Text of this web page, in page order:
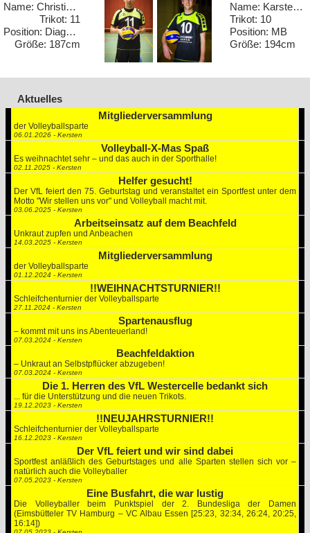
Name: Christian Stahnke
Trikot: 11
Position: Diagonal / Außen
Größe: 187cm
Name: Karsten Weber
Trikot: 10
Position: MB
Größe: 194cm
Aktuelles
Mitgliederversammlung
der Volleyballsparte
06.01.2026 - Kersten
Volleyball-X-Mas Spaß
Es weihnachtet sehr – und das auch in der Sporthalle!
02.11.2025 - Kersten
Helfer gesucht!
Der VfL feiert den 75. Geburtstag und veranstaltet ein Sportfest unter dem
Motto "Wir stellen uns vor" und Volleyball macht mit.
03.06.2025 - Kersten
Arbeitseinsatz auf dem Beachfeld
Unkraut zupfen und Anbeachen
14.03.2025 - Kersten
Mitgliederversammlung
der Volleyballsparte
01.12.2024 - Kersten
!!WEIHNACHTSTURNIER!!
Schleifchenturnier der Volleyballsparte
27.11.2024 - Kersten
Spartenausflug
– kommt mit uns ins Abenteuerland!
07.03.2024 - Kersten
Beachfeldaktion
– Unkraut an Selbstpflücker abzugeben!
07.03.2024 - Kersten
Die 1. Herren des VfL Westercelle bedankt sich
... für die Unterstützung und die neuen Trikots.
19.12.2023 - Kersten
!!NEUJAHRSTURNIER!!
Schleifchenturnier der Volleyballsparte
16.12.2023 - Kersten
Der VfL feiert und wir sind dabei
Sportfest anläßlich des Geburtstages und alle Sparten stellen sich vor –
natürlich auch die Volleyballer
07.05.2023 - Kersten
Eine Busfahrt, die war lustig
Die Volleyballer beim Punktspiel der 2. Bundesliga der Damen
(Eimsbütteler TV Hamburg – VC Albau Essen [25:23, 32:34, 26:24, 20:25,
16:14])